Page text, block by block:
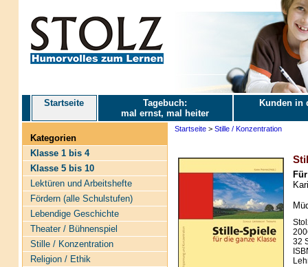
Startseite
Tagebuch:
mal ernst, mal heiter
Kunden in
Kategorien
Klasse 1 bis 4
Klasse 5 bis 10
Lektüren und Arbeitshefte
Fördern (alle Schulstufen)
Lebendige Geschichte
Theater / Bühnenspiel
Stille / Konzentration
Religion / Ethik
Startseite> Stille / Konzentration
32